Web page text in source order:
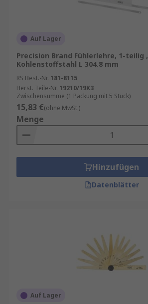
Auf Lager
Precision Brand Fühlerlehre, 1-teilig ,
Kohlenstoffstahl L 304.8 mm
RS Best.-Nr. 181-8115
Herst. Teile-Nr. 19210/19K3
Zwischensumme (1 Packung mit 5 Stück)
15,83 €(ohne MwSt.)
Menge
Hinzufügen
Datenblätter
Auf Lager